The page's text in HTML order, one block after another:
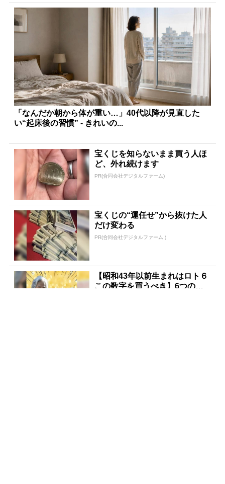
「なんだか朝から体が重い…」40代以降が見直した
い“起床後の習慣” - きれいの...
宝くじを知らないまま買う人ほ
ど、外れ続けます
PR(合同会社デジタルファーム)
宝くじの“運任せ”から抜けた人
だけ変わる
PR(合同会社デジタルファーム )
【昭和43年以前生まれはロト６
この数字を買うべき】6つの数